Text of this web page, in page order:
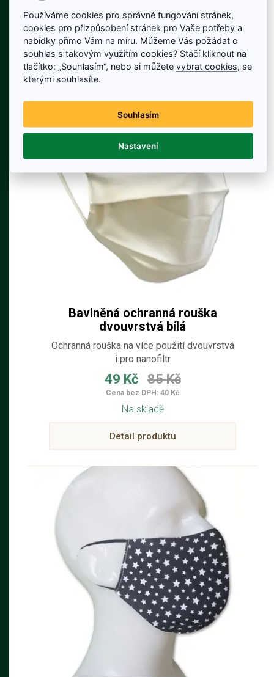
Cena bez DPH: 40 Kč
Na skladě
Detail produktu
Bavlněná ochranná rouška
dvouvrstvá bílá
Ochranná rouška na více použití dvouvrstvá
i pro nanofiltr
49 Kč 85 Kč
Cena bez DPH: 40 Kč
Na skladě
Detail produktu
Používáme cookies pro správné fungování stránek,
cookies pro přizpůsobení stránek pro Vaše potřeby a
nabídky přímo Vám na míru. Můžeme Vás požádat o
souhlas s takovým využitím cookies? Stačí kliknout na
tlačítko: „Souhlasím“, nebo si můžetevybrat cookies, se
kterými souhlasíte.
Souhlasím
Nastavení